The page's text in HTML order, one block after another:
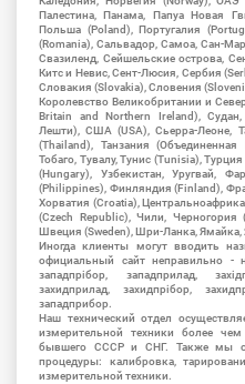
Палестина, Панама, Папуа Новая
Польша (Poland), Португалия
(Romania), Сальвадор, Самоа, Сан-
Свазиленд, Сейшельские острова,
Китс и Невис, Сент-Люсия, Сербия
Словакия (Slovakia), Словения
Королевство Великобритании и
Britain and Northern Ireland),
Лешти), США (USA), Сьерра-Леоне,
(Thailand), Танзания
Тобаго, Тувалу, Тунис (Tunisia),
(Hungary), Узбекистан, Уругвай,
(Philippines), Финляндия (Finland),
Хорватия (Croatia),
(Czech Republic), Чили, Черногория
Швеция (Sweden), Шри-Ланка, Ямайка,
Иногда клиенты могут вводить
официальный сайт неправильно -
западпрібор, западприлад,
захидприлад, захидпрібор,
западприбор.
Наш технический отдел
измерительной техники более
бывшего СССР и СНГ. Также мы
процедуры: калибровка,
измерительной техники.